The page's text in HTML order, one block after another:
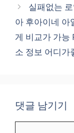
실패없는
아 후아이네 아
게 비교가 가
소 정보 어디가
댓글 남기기